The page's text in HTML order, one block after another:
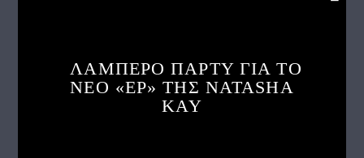
ΛΑΜΠΕΡΟ ΠΑΡΤΥ ΓΙΑ ΤΟ
ΝΕΟ «EP» ΤΗΣ NATASHA
KAY